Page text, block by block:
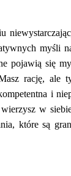
myśli
pojawią się
rację, ale
i
wierzysz w
które są